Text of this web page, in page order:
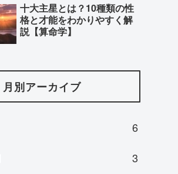
十大主星とは？10種類の性
格と才能をわかりやすく解
説【算命学】
月別アーカイブ
6
3